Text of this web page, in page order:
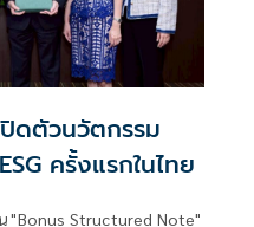
ดตัวนวัตกรรม
ครั้งแรกในไทย
"Bonus Structured Note"